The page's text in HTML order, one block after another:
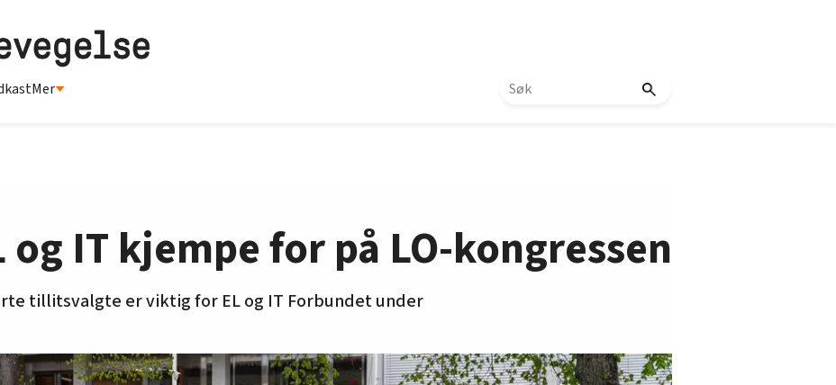
Mer
IT kjempe for på LO-kongressen
tillitsvalgte er viktig for EL og IT Forbundet under